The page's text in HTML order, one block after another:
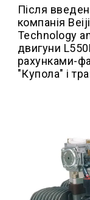
Після
компанія
Technology
двигуни
рахунками-
"Купола" і